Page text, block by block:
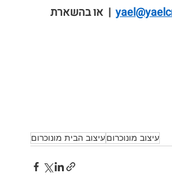
  |  או בהשארת
עיצוב הבית מונוכרוםעיצוב מונוכרום